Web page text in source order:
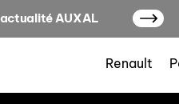
AUXAL
Renault